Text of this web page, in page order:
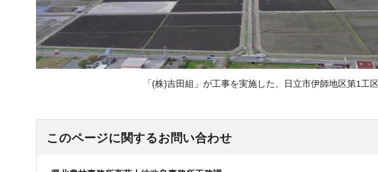
「(株)吉田組」が工事を実施した、日立市伊師地区第1工区
このページに関するお問い合わせ